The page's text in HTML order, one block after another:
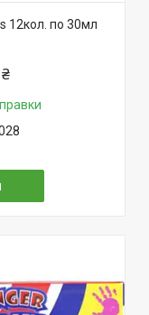
12кол. по 30мл